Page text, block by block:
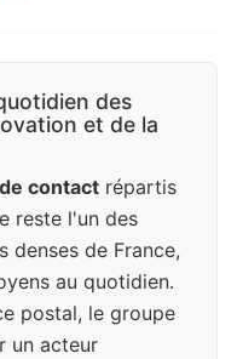
des
et de la
contact répartis
reste l'un des
denses de France,
au quotidien.
postal, le groupe
un acteur